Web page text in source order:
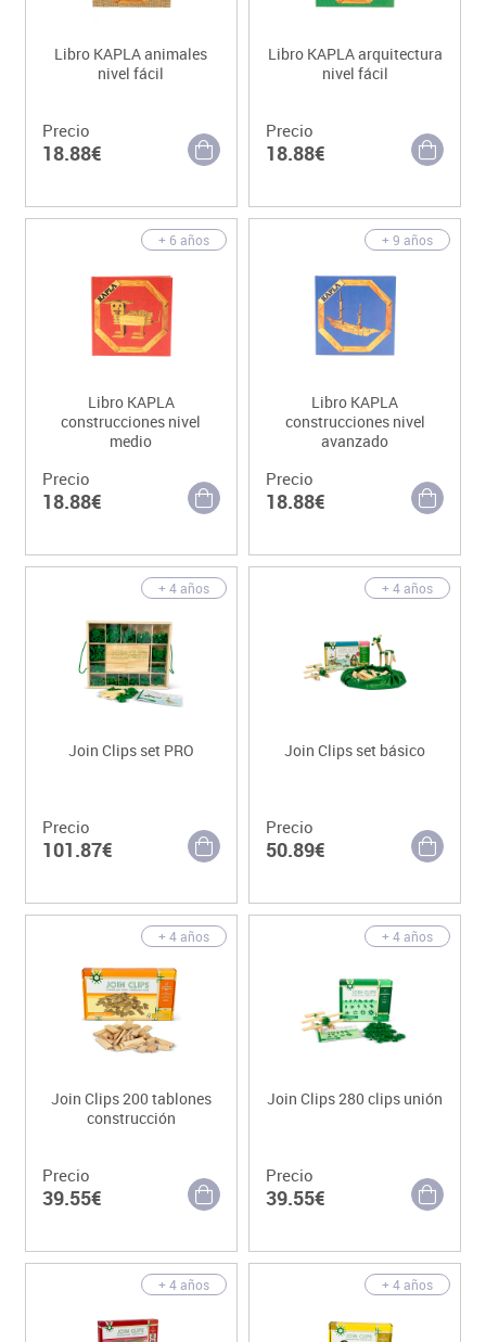
Libro KAPLA animales
nivel fácil
Precio
18.88€
Libro KAPLA arquitectura
nivel fácil
Precio
18.88€
+ 6 años
Libro KAPLA
construcciones nivel
medio
Precio
18.88€
+ 9 años
Libro KAPLA
construcciones nivel
avanzado
Precio
18.88€
+ 4 años
Join Clips set PRO
Precio
101.87€
+ 4 años
Join Clips set básico
Precio
50.89€
+ 4 años
Join Clips 200 tablones
construcción
Precio
39.55€
+ 4 años
Join Clips 280 clips unión
Precio
39.55€
+ 4 años + 4 años